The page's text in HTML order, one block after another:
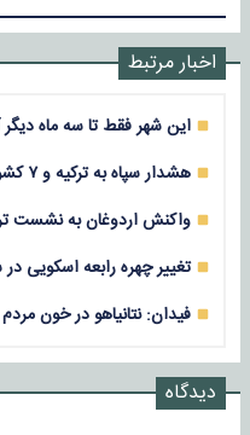
اخبار مرتبط
این شهر فقط تا سه ماه
هشدار سپاه به ترکیه و ۷ کشور عربی منطقه
واکنش اردوغان به نشست
تغییر چهره رابعه اسکویی در سن ۵۹ سالگی جلب
فیدان: نتانیاهو در خون
دیدگاه